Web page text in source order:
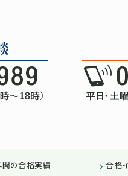
間の合格実績
合格